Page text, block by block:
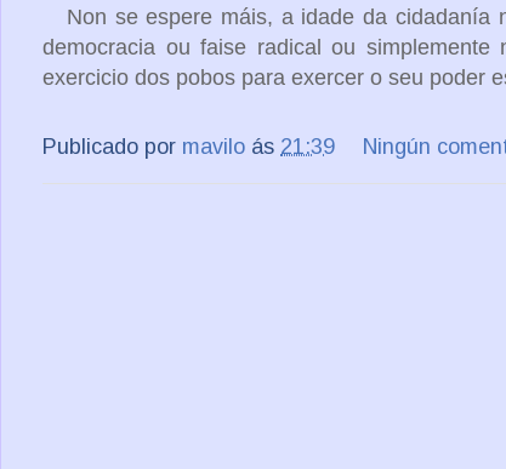
Non se espere máis, a idade da cidadanía
democracia ou faise radical ou simplemente
exercicio dos pobos para exercer o seu poder
Publicado por mavilo ás 21:39 Ningún